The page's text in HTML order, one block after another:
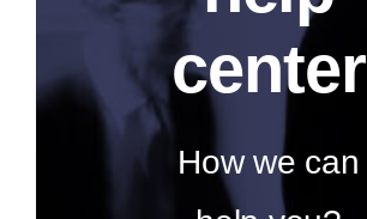
center
How we can